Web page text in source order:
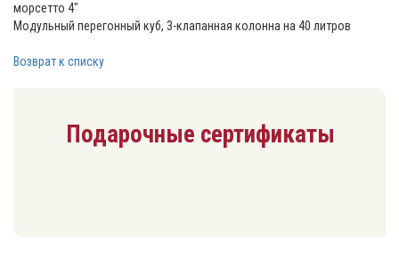
морсетто 4"
Модульный перегонный куб, 3-клапанная колонна на 40 литров
Возврат к списку
Подарочные сертификаты